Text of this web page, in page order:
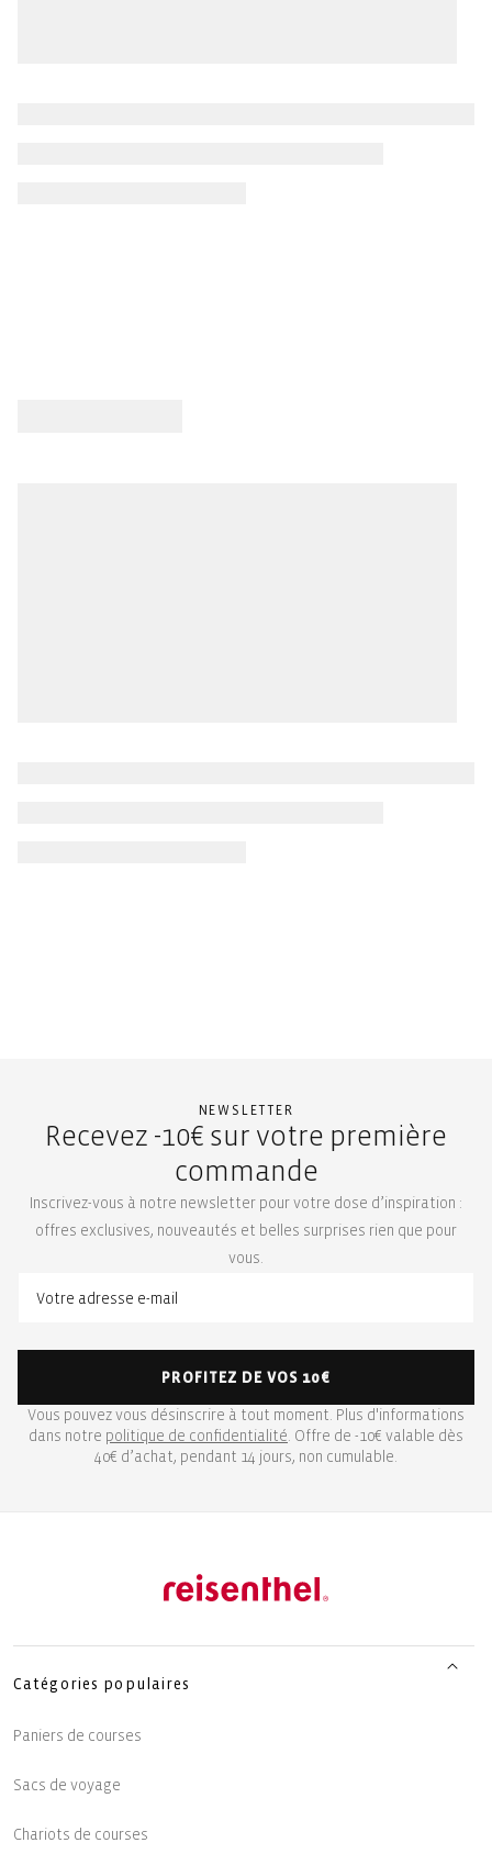
NEWSLETTER
Recevez -10€ sur votre première
commande
Inscrivez-vous à notre newsletter pour votre dose d’inspiration :
offres exclusives, nouveautés et belles surprises rien que pour
vous.
PROFITEZ DE VOS 10€
Vous pouvez vous désinscrire à tout moment. Plus d'informations
dans notre politique de confidentialité. Offre de -10€ valable dès
40€ d’achat, pendant 14 jours, non cumulable.
Catégories populaires
Paniers de courses
Sacs de voyage
Chariots de courses